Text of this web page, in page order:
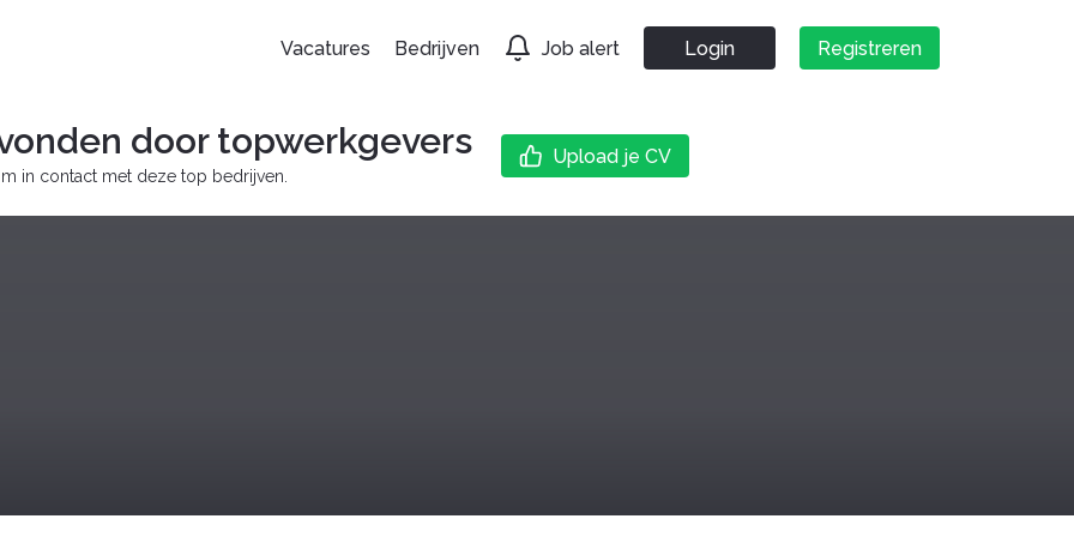
Vacatures Bedrijven Job alert Login Registreren
door topwerkgevers
in contact met deze top bedrijven.
Upload je CV